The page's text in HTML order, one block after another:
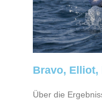
Bravo, Elliot,
Über die